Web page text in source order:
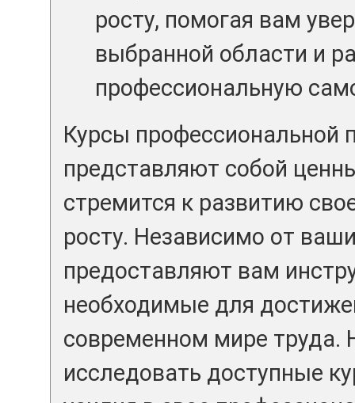
росту, помогая вам
выбранной области и
профессиональную
Курсы профессиональной
представляют собой
стремится к развитию
росту. Независимо от
предоставляют вам
необходимые для
современном мире труда.
исследовать доступные